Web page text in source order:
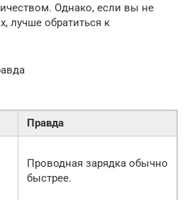
Однако, если вы не
лучше обратиться к
Правда
Проводная зарядка обычно
быстрее.